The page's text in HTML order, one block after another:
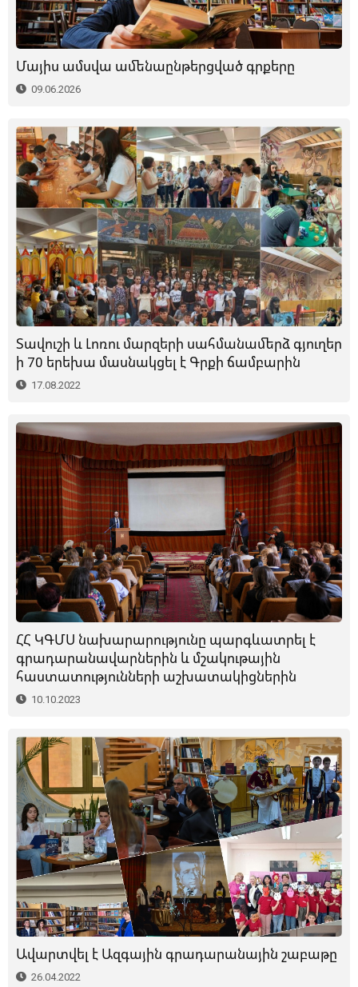
Մայիս ամսվա ամենաընթերցված գրքերը
09.06.2026
Տավուշի և Լոռու մարզերի սահմանամերձ գյուղեր
ի 70 երեխա մասնակցել է Գրքի ճամբարին
17.08.2022
ՀՀ ԿԳՄՍ նախարարությունը պարգևատրել է
գրադարանավարներին և մշակութային
հաստատությունների աշխատակիցներին
10.10.2023
Ավարտվել է Ազգային գրադարանային շաբաթը
26.04.2022